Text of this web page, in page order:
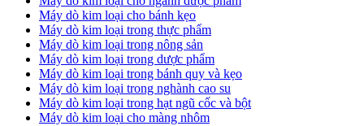
Máy dò kim loại cho bánh kẹo
Máy dò kim loại trong thực phẩm
Máy dò kim loại trong nông sản
Máy dò kim loại trong dược phẩm
Máy dò kim loại trong bánh quy và kẹo
Máy dò kim loại trong nghành cao su
Máy dò kim loại trong hạt ngũ cốc và bột
Máy dò kim loại cho màng nhôm